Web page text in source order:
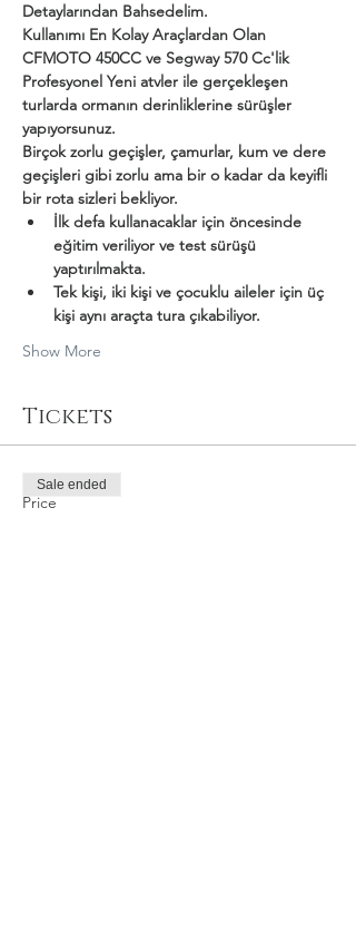
Detaylarından Bahsedelim.
Kullanımı En Kolay Araçlardan Olan
CFMOTO 450CC ve Segway 570 Cc'lik
Profesyonel Yeni atvler ile gerçekleşen
turlarda ormanın derinliklerine sürüşler
yapıyorsunuz.
Birçok zorlu geçişler, çamurlar, kum ve dere
geçişleri gibi zorlu ama bir o kadar da keyifli
bir rota sizleri bekliyor.
İlk defa kullanacaklar için öncesinde
eğitim veriliyor ve test sürüşü
yaptırılmakta.
Tek kişi, iki kişi ve çocuklu aileler için üç
kişi aynı araçta tura çıkabiliyor.
Show More
Tickets
Price
Sale ended